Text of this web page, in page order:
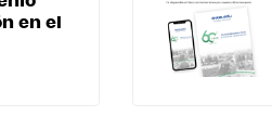
en el